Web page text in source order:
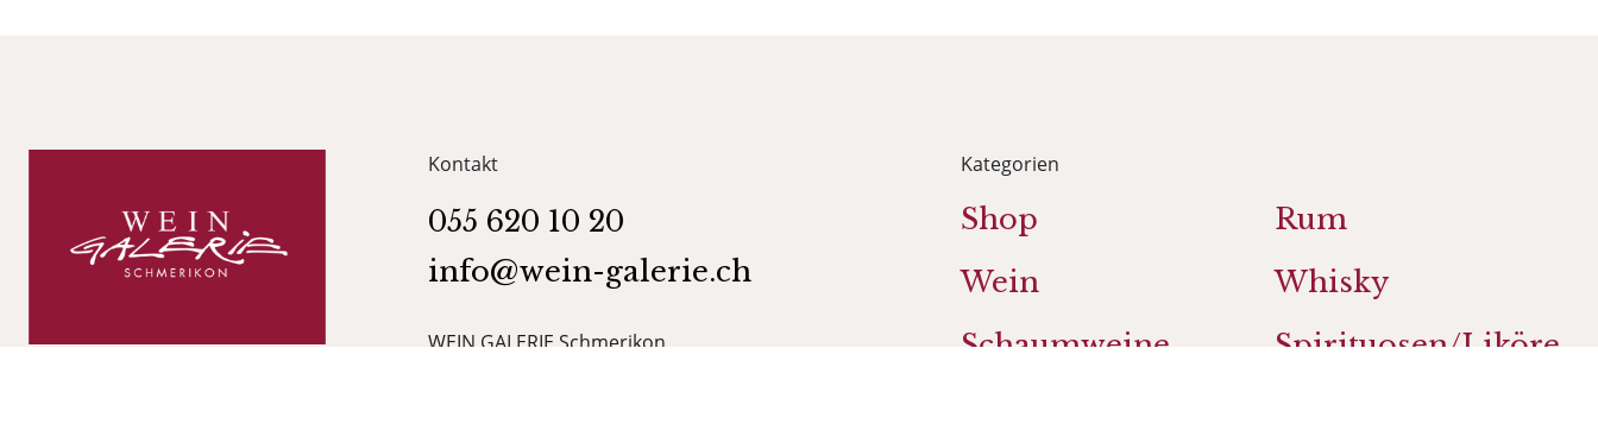
Kontakt
055 620 10 20
info@wein-galerie.ch
WEIN GALERIE Schmerikon
Kategorien
Shop
Wein
Schaumweine
Rum
Whisky
Spirituosen/Liköre